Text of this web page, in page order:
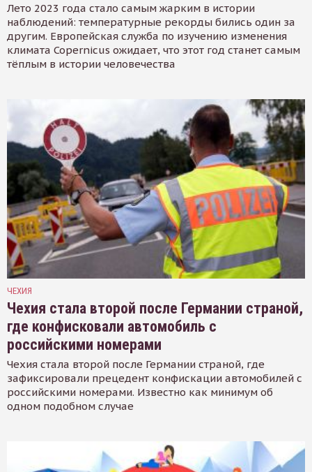
Лето 2023 года стало самым жарким в истории
наблюдений: температурные рекорды бились один за
другим. Европейская служба по изучению изменения
климата Copernicus ожидает, что этот год станет самым
тёплым в истории человечества
ЧЕХИЯ
Чехия стала второй после Германии страной,
где конфисковали автомобиль с
российскими номерами
Чехия стала второй после Германии страной, где
зафиксировали прецедент конфискации автомобилей с
российскими номерами. Известно как минимум об
одном подобном случае